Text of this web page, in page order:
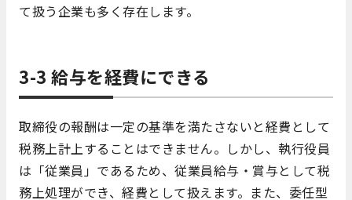
て扱う企業も多く存在します。
3-3 給与を経費にできる
取締役の報酬は一定の基準を満たさないと経費として
税務上計上することはできません。しかし、執行役員
は「従業員」であるため、従業員給与・賞与として税
務上処理ができ、経費として扱えます。また、委任型